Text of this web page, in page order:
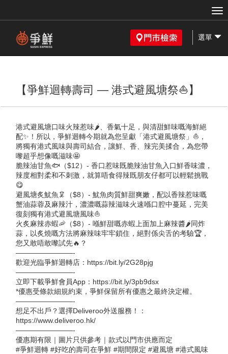
選單
【爭鮮迴轉壽司 — 港式避風塘祭⛵】
港式避風塘口味火辣惹味🌶、香氣十足，與清甜鮮味嘅海鮮絕
配✨！所以，爭鮮迴轉今期就為您呈獻「港式避風塘祭」⛵，
將獨有港式風味與壽司結合，讓鮮、香、辣完美揉合，為您帶
嚟超乎想像嘅滋味🤩
脆辣油甘魚🐟（$12）- 香口惹味既脆辣油甘魚入口鮮香味濃，
辣度相對柔和不刺激，就算唔食得辣既朋友仔都可以輕鬆挑戰
😋
避風塘炙魷魚🦑（$8）- 魷魚肉質鮮甜爽嫩，配以香辣惹味嘅
蟹油蒜蓉及麻辣汁，濃濃嘅蒜辣滋味火速喺口腔中蔓延，完美
復刻獨有港式避風塘風味⛵
火炙麻辣赤蝦🦐（$8）- 喺鮮甜嘅赤蝦上面加上麻辣醬🌶同炸
蒜，以炙燒嘅方法將麻辣味牢牢鎖住，絕對係尖舌的考驗🏆，
您又敢唔敢嚟試先🔥？
————————-
歡迎光臨爭鮮迴轉店：https://bit.ly/2G28pjg
————————-
立即下載爭鮮會員App：https://bit.ly/3pb9dsx
*優惠受條款細規約束，爭鮮保留所有優惠之最終決定權。
————————-
想足不出戶？選擇Deliveroo外送服務！：
https://www.deliveroo.hk/
————————-
優惠期有限｜圖片只供參考｜款式以門市供應而定
#爭鮮迴轉 #好吃的壽司在爭鮮 #期間限定 #避風塘 #港式風味